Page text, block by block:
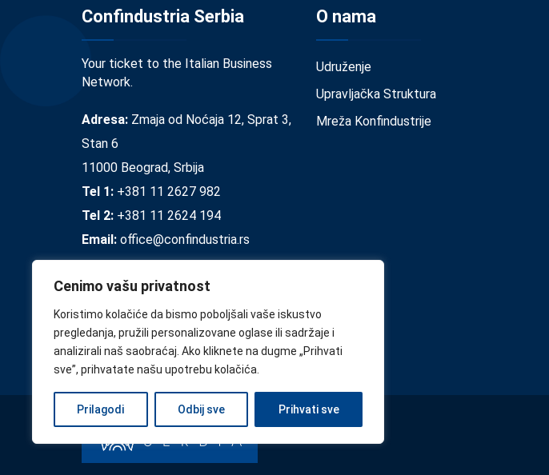
Cenimo vašu privatnost
Koristimo kolačiće da bismo poboljšali vaše iskustvo
pregledanja, pružili personalizovane oglase ili sadržaje i
analizirali naš saobraćaj. Ako kliknete na dugme „Prihvati
sve”, prihvatate našu upotrebu kolačića.
Prilagodi Odbij sve Prihvati sve
Confindustria Serbia
Your ticket to the Italian Business
Network.
Adresa: Zmaja od Noćaja 12, Sprat 3,
Stan 6
11000 Beograd, Srbija
Tel 1: +381 11 2627 982
Tel 2: +381 11 2624 194
Email: office@confindustria.rs
O nama
Udruženje
Upravljačka Struktura
Mreža Konfindustrije